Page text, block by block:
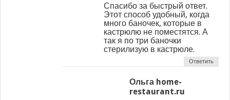
Спасибо за быстрый ответ.
Этот способ удобный, когда
много баночек, которые в
кастрюлю не поместятся. А
так я по три баночки
стерилизую в кастрюле.
Ответить
Ольга home-
restaurant.ru